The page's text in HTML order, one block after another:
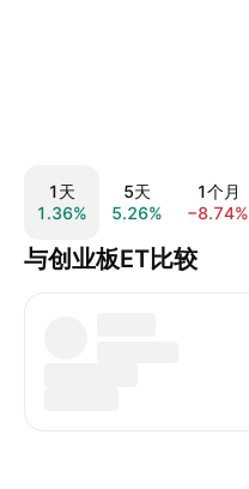
1天
1.36%
5天
5.26%
1个月
−8.74%
与创业板ET比较